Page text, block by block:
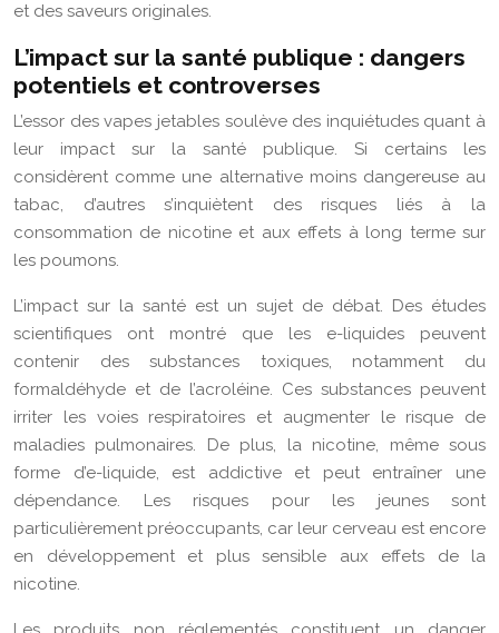
et des saveurs originales.
L’impact sur la santé publique : dangers
potentiels et controverses
L’essor des vapes jetables soulève des inquiétudes quant à
leur impact sur la santé publique. Si certains les
considèrent comme une alternative moins dangereuse au
tabac, d’autres s’inquiètent des risques liés à la
consommation de nicotine et aux effets à long terme sur
les poumons.
L’impact sur la santé est un sujet de débat. Des études
scientifiques ont montré que les e-liquides peuvent
contenir des substances toxiques, notamment du
formaldéhyde et de l’acroléine. Ces substances peuvent
irriter les voies respiratoires et augmenter le risque de
maladies pulmonaires. De plus, la nicotine, même sous
forme d’e-liquide, est addictive et peut entraîner une
dépendance. Les risques pour les jeunes sont
particulièrement préoccupants, car leur cerveau est encore
en développement et plus sensible aux effets de la
nicotine.